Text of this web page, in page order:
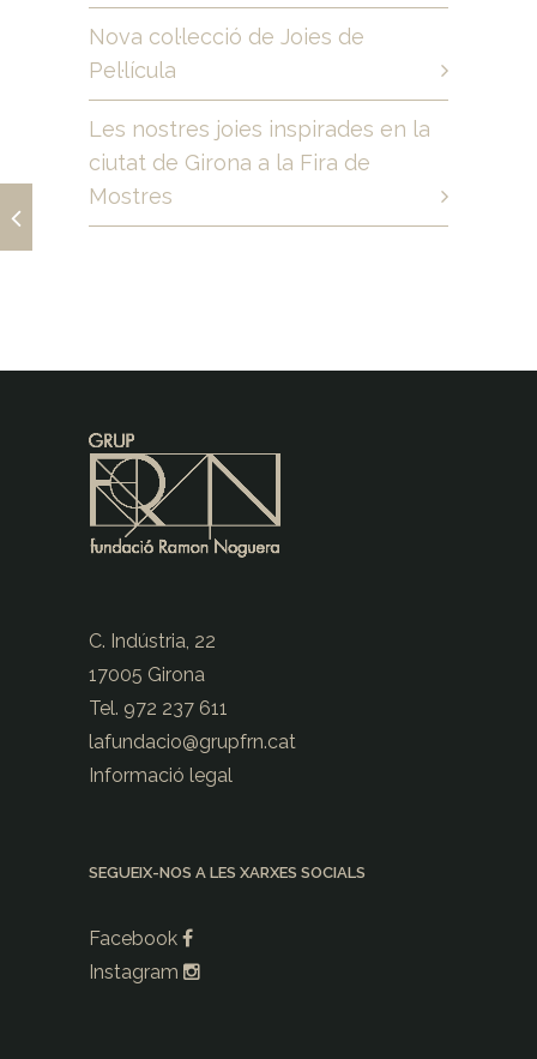
Nova col·lecció de Joies de
Pel·lícula
Les nostres joies inspirades en la
ciutat de Girona a la Fira de
Mostres
C. Indústria, 22
17005 Girona
Tel. 972 237 611
lafundacio@grupfrn.cat
Informació legal
SEGUEIX-NOS A LES XARXES SOCIALS
Facebook
Instagram